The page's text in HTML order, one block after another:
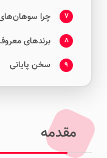
7 چرا سوهان‌های
8 برندهای
9 سخن پایانی
مقدمه